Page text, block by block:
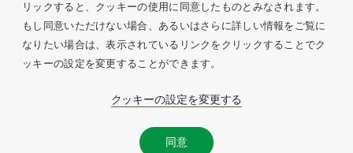
リックすると、クッキーの使用に同意したものとみなされます。
もし同意いただけない場合、あるいはさらに詳しい情報をご覧に
なりたい場合は、表示されているリンクをクリックすることでク
ッキーの設定を変更することができます。
クッキーの設定を変更する
同意